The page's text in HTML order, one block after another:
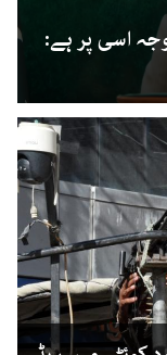
اسی پر ہے: